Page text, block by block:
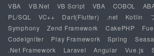
VBA
VB.Net VB Script VBA COBOL
PL/SQL
VC++ Dart(Flutter) .net Kotlin
Symphony
Zend Framework CakePHP
CodeIgniter
Play Framework Spring
.Net Framework
Laravel Angular Vue.js